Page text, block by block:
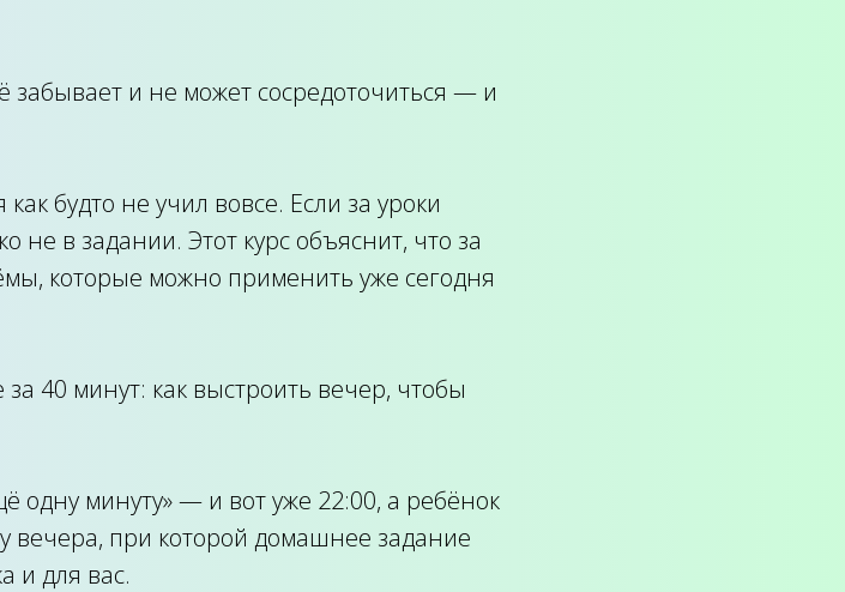
забывает и не может сосредоточиться — и
будто не учил вовсе. Если за уроки
не в задании. Этот курс объяснит, что за
которые можно применить уже сегодня
40 минут: как выстроить вечер, чтобы
одну минуту» — и вот уже 22:00, а ребёнок
вечера, при которой домашнее задание
и для вас.